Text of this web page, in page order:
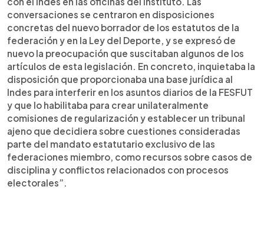
conversaciones se centraron en disposiciones
concretas del nuevo borrador de los estatutos de la
federación y en la Ley del Deporte, y se expresó de
nuevo la preocupación que suscitaban algunos de los
artículos de esta legislación. En concreto, inquietaba la
disposición que proporcionaba una base jurídica al
Indes para interferir en los asuntos diarios de la FESFUT
y que lo habilitaba para crear unilateralmente
comisiones de regularización y establecer un tribunal
ajeno que decidiera sobre cuestiones consideradas
parte del mandato estatutario exclusivo de las
federaciones miembro, como recursos sobre casos de
disciplina y conflictos relacionados con procesos
electorales”.